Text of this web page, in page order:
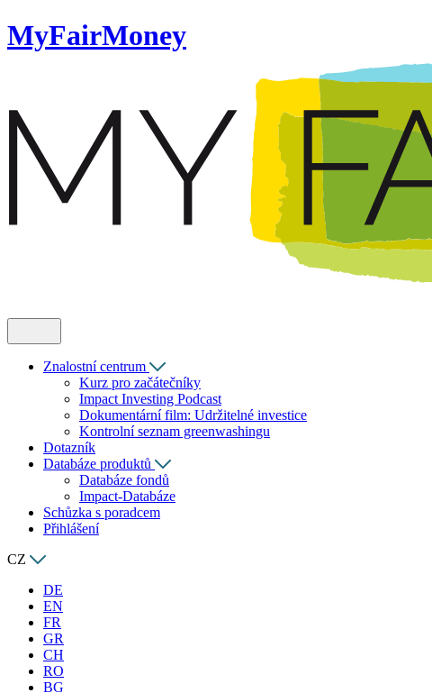
MyFairMoney
Znalostní centrum
Kurz pro začátečníky
Impact Investing Podcast
Dokumentární film: Udržitelné investice
Kontrolní seznam greenwashingu
Dotazník
Databáze produktů
Databáze fondů
Impact-Databáze
Schůzka s poradcem
Přihlášení
CZ
DE
EN
FR
GR
CH
RO
BG